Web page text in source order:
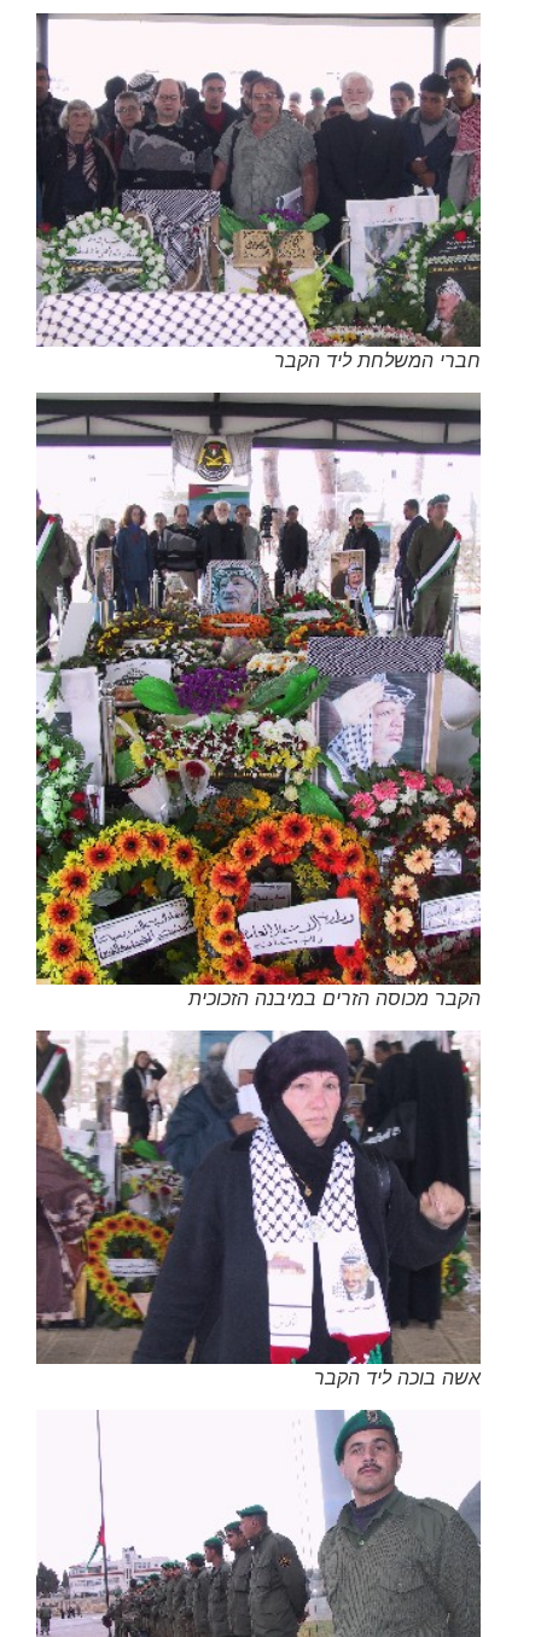
חברי המשלחת ליד הקבר
הקבר מכוסה הזרים במיבנה הזכוכית
אשה בוכה ליד הקבר